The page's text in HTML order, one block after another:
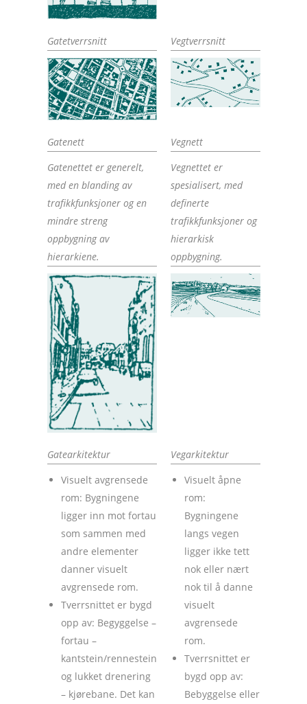
Gatetverrsnitt Vegtverrsnitt
Gatenett
Vegnett
Gatenettet er generelt,
med en blanding av
trafikkfunksjoner og en
mindre streng
oppbygning av
hierarkiene.
Vegnettet er
spesialisert, med
definerte
trafikkfunksjoner og
hierarkisk
oppbygning.
Gatearkitektur
Vegarkitektur
Visuelt avgrensede
rom: Bygningene
ligger inn mot fortau
som sammen med
andre elementer
danner visuelt
avgrensede rom.
Tverrsnittet er bygd
opp av: Begyggelse –
fortau –
kantstein/rennestein
og lukket drenering
– kjørebane. Det kan
Visuelt åpne
rom:
Bygningene
langs vegen
ligger ikke tett
nok eller nært
nok til å danne
visuelt
avgrensede
rom.
Tverrsnittet er
bygd opp av:
Bebyggelse eller